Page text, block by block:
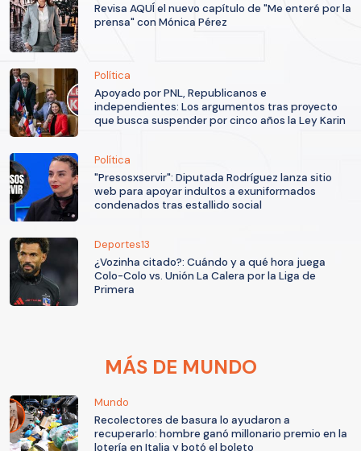
Revisa AQUÍ el nuevo capítulo de "Me enteré por la
prensa" con Mónica Pérez
Política
Apoyado por PNL, Republicanos e
independientes: Los argumentos tras proyecto
que busca suspender por cinco años la Ley Karin
Política
"Presosxservir": Diputada Rodríguez lanza sitio
web para apoyar indultos a exuniformados
condenados tras estallido social
Deportes13
¿Vozinha citado?: Cuándo y a qué hora juega
Colo-Colo vs. Unión La Calera por la Liga de
Primera
MÁS DE MUNDO
Mundo
Recolectores de basura lo ayudaron a
recuperarlo: hombre ganó millonario premio en la
lotería en Italia y botó el boleto